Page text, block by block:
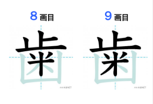
８ 画目 ９ 画目